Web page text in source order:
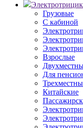
Грузовые
С кабиной
Взрослые
Для
Китайские